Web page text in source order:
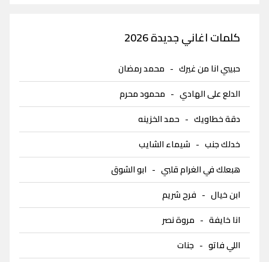
كلمات اغاني جديدة 2026
حبيبي انا من غيرك - محمد رمضان
الدلع على الهادي - محمود محرم
دقة خطاويك - حمد الخزينه
خدلك جنب - شيماء الشايب
هبعلك في الغرام قلبي - ابو الشوق
ابن خيال - فرح شريم
انا خايفة - مروة نصر
اللي فاتو - جنات